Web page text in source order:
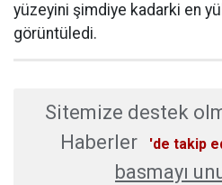
yüzeyini şimdiye kadarki en
görüntüledi.
Sitemize destek
Haberler
'de takip
basmayı